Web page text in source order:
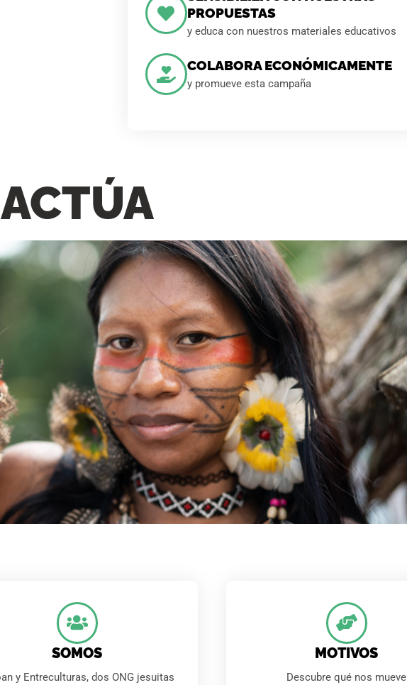
PROPUESTAS
y educa con nuestros materiales educativos
COLABORA ECONÓMICAMENTE
y promueve esta campaña
ACTÚA
el medioambiente y los derechos humanos de
daños que ocasionan las empresas en la región.
FIRMAR
SOMOS
y Entreculturas, dos ONG jesuitas
MOTIVOS
Descubre qué nos mueve